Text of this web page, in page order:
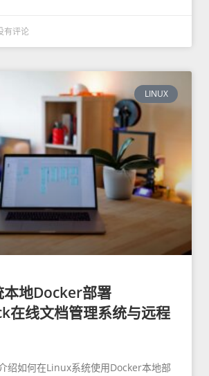
有评论
LINUX
地Docker部署
在线文档管理系统与远程
绍如何在Linux系统使用Docker本地部